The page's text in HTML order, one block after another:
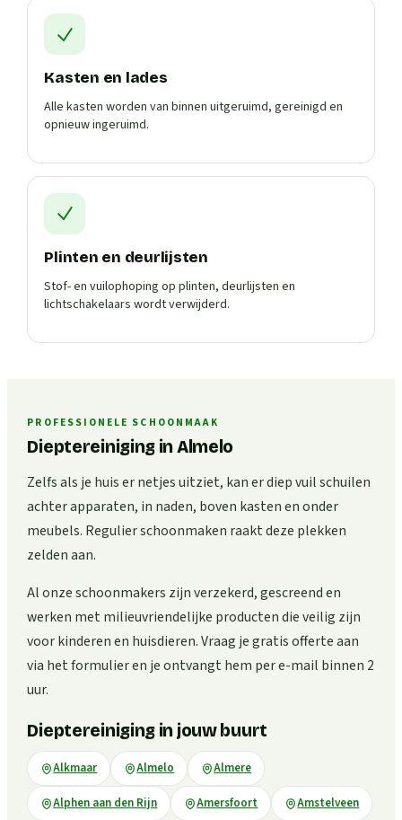
Kasten en lades
Alle kasten worden van binnen uitgeruimd, gereinigd en
opnieuw ingeruimd.
Plinten en deurlijsten
Stof- en vuilophoping op plinten, deurlijsten en
lichtschakelaars wordt verwijderd.
PROFESSIONELE SCHOONMAAK
Dieptereiniging in Almelo
Zelfs als je huis er netjes uitziet, kan er diep vuil schuilen
achter apparaten, in naden, boven kasten en onder
meubels. Regulier schoonmaken raakt deze plekken
zelden aan.
Al onze schoonmakers zijn verzekerd, gescreend en
werken met milieuvriendelijke producten die veilig zijn
voor kinderen en huisdieren. Vraag je gratis offerte aan
via het formulier en je ontvangt hem per e-mail binnen 2
uur.
Dieptereiniging in jouw buurt
Alkmaar Almelo Almere
Alphen aan den Rijn Amersfoort Amstelveen